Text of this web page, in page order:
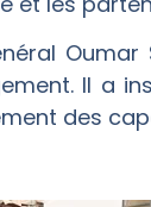
Il a
des